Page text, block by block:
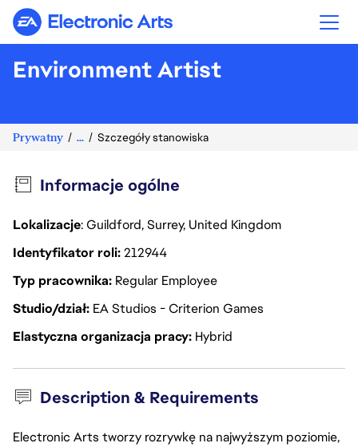
Electronic Arts
Environment Artist
Prywatny ... Szczegóły stanowiska
Informacje ogólne
Lokalizacje: Guildford, Surrey, United Kingdom
Identyfikator roli212944
Typ pracownika Regular Employee
Studio/dział EA Studios - Criterion Games
Elastyczna organizacja pracy Hybrid
Description & Requirements
Electronic Arts tworzy rozrywkę na najwyższym poziomie,